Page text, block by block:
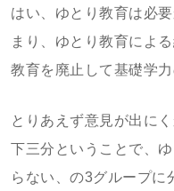
はい、ゆとり教育は必
まり、ゆとり教育によ
教育を廃止して基礎学
とりあえず意見が出に
下三分ということで、
らない、の3グループに